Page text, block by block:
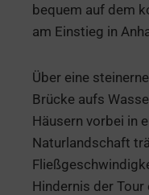
bequem auf dem
am Einstieg in
Über eine
Brücke aufs
Häusern vorbei in
Naturlandschaft
Hindernis der Tour